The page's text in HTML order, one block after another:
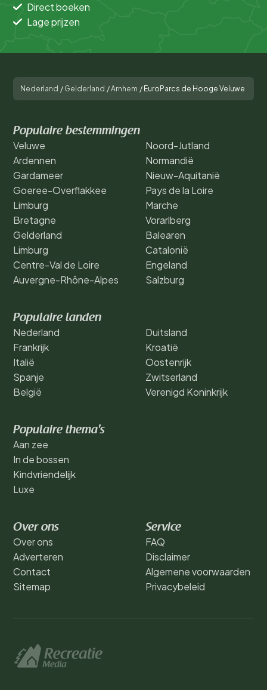
Direct boeken
Lage prijzen
Nederland / Gelderland /Arnhem / EuroParcs de Hooge Veluwe
Populaire bestemmingen
Veluwe
Ardennen
Gardameer
Goeree-Overflakkee
Limburg
Bretagne
Gelderland
Limburg
Centre-Val de Loire
Auvergne-Rhône-Alpes
Noord-Jutland
Normandië
Nieuw-Aquitanië
Pays de la Loire
Marche
Vorarlberg
Balearen
Catalonië
Engeland
Salzburg
Populaire landen
Nederland
Frankrijk
Italië
Spanje
België
Duitsland
Kroatië
Oostenrijk
Zwitserland
Verenigd Koninkrijk
Populaire thema's
Aan zee
In de bossen
Kindvriendelijk
Luxe
Over ons
Over ons
Adverteren
Contact
Sitemap
Service
FAQ
Disclaimer
Algemene voorwaarden
Privacybeleid